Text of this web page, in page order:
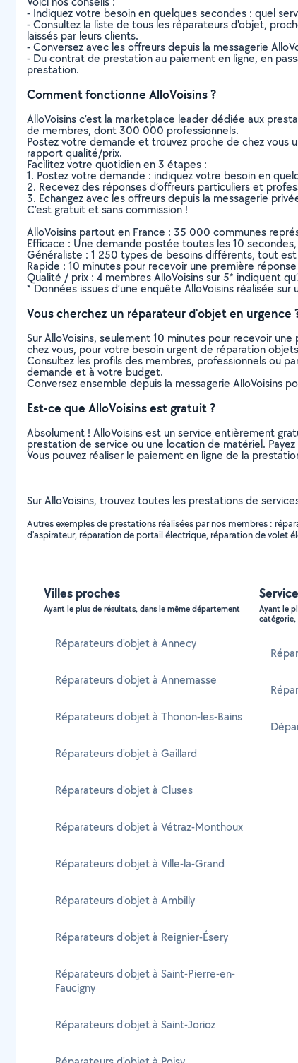
- Indiquez votre besoin en quelques secondes : quel
- Consultez la liste de tous les réparateurs d'objet,
laissés par leurs clients.
- Conversez avec les offreurs depuis la messagerie
- Du contrat de prestation au paiement en ligne, en
prestation.
Comment fonctionne AlloVoisins ?
AlloVoisins c’est la marketplace leader dédiée aux
de membres, dont 300 000 professionnels.
Postez votre demande et trouvez proche de chez vous
rapport qualité/prix.
Facilitez votre quotidien en 3 étapes :
1. Postez votre demande : indiquez votre besoin en
2. Recevez des réponses d’offreurs particuliers et
3. Echangez avec les offreurs depuis la messagerie
C’est gratuit et sans commission !
AlloVoisins partout en France : 35 000 communes
Efficace : Une demande postée toutes les 10
Généraliste : 1 250 types de besoins différents, tout
Rapide : 10 minutes pour recevoir une première
Qualité / prix : 4 membres AlloVoisins sur 5* indiquent
* Données issues d’une enquête AlloVoisins réalisée
Vous cherchez un réparateur d'objet en urgence
Sur AlloVoisins, seulement 10 minutes pour recevoir
chez vous, pour votre besoin urgent de réparation objets
Consultez les profils des membres, professionnels ou
demande et à votre budget.
Conversez ensemble depuis la messagerie AlloVoisins
Est-ce que AlloVoisins est gratuit ?
Absolument ! AlloVoisins est un service entièrement
prestation de service ou une location de matériel.
Vous pouvez réaliser le paiement en ligne de la
Sur AlloVoisins, trouvez toutes les prestations de
Autres exemples de prestations réalisées par nos membres :
d'aspirateur, réparation de portail électrique, réparation de volet
Villes proches
Ayant le plus de résultats, dans le même département
Réparateurs d'objet à Annecy
Réparateurs d'objet à Annemasse
Réparateurs d'objet à Thonon-les-Bains
Réparateurs d'objet à Gaillard
Réparateurs d'objet à Cluses
Réparateurs d'objet à Vétraz-Monthoux
Réparateurs d'objet à Ville-la-Grand
Réparateurs d'objet à Ambilly
Réparateurs d'objet à Reignier-Ésery
Réparateurs d'objet à Saint-Pierre-en-
Faucigny
Réparateurs d'objet à Saint-Jorioz
Ayant le